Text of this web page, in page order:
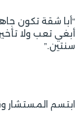
“أبا شقة تكون
أبغي تعب ولا
سنتين.”
ابتسم المستشار